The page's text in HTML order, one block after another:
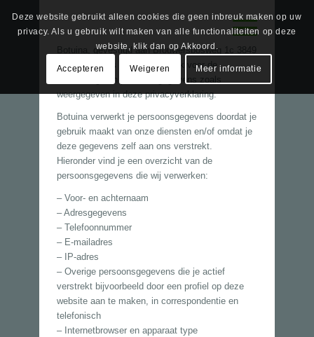
Botuina, gevestigd aan Brouwersbosweg 1c 3849
NG Hierden, is verantwoordelijk voor de
verwerking van persoonsgegevens zoals
weergegeven in deze privacyverklaring.
Botuina verwerkt je persoonsgegevens doordat je
gebruik maakt van onze diensten en/of omdat je
deze gegevens zelf aan ons verstrekt.
Hieronder vind je een overzicht van de
persoonsgegevens die wij verwerken:
– Voor- en achternaam
– Adresgegevens
– Telefoonnummer
– E-mailadres
– IP-adres
– Overige persoonsgegevens die je actief
verstrekt bijvoorbeeld door een profiel op deze
website aan te maken, in correspondentie en
telefonisch
– Internetbrowser en apparaat type
Deze website gebruikt alleen cookies die geen inbreuk maken op uw
privacy. Als u gebruik wilt maken van alle functionaliteiten op deze
website, klik dan op Akkoord.
Accepteren Weigeren Meer informatie